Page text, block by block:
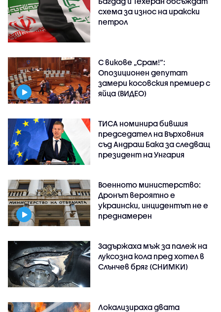
схема за износ на иракски
петрол
С викове „Срам!“:
Опозиционен депутат
замери косовския премиер с
яйца (ВИДЕО)
ТИСА номинира бившия
председател на Върховния
съд Андраш Бака за следващ
президент на Унгария
Военното министерство:
Дронът вероятно е
украински, инцидентът не е
преднамерен
Задържаха мъж за палеж на
луксозна кола пред хотел в
Слънчев бряг (СНИМКИ)
Локализираха двата